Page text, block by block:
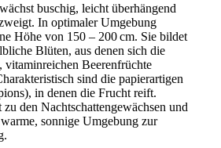
buschig, leicht überhängend
In optimaler Umgebung
Höhe von 150 – 200 cm. Sie bildet
Blüten, aus denen sich die
vitaminreichen Beerenfrüchte
sind die papierartigen
in denen die Frucht reift.
zu den Nachtschattengewächsen und
sonnige Umgebung zur